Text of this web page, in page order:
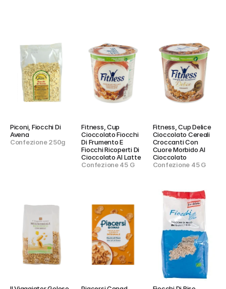
Piconi, Fiocchi Di
Avena
Confezione 250g
Fitness, Cup
Cioccolato Fiocchi
Di Frumento E
Fiocchi Ricoperti Di
Cioccolato Al Latte
Confezione 45 G
Fitness, Cup Delice
Cioccolato Cereali
Croccanti Con
Cuore Morbido Al
Cioccolato
Confezione 45 G